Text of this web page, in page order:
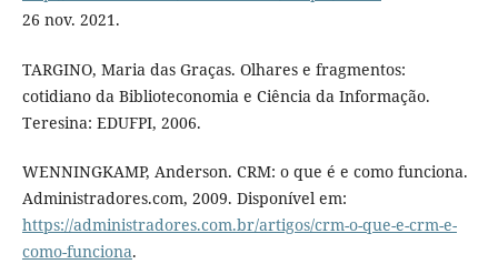
26 nov. 2021.
TARGINO, Maria das Graças. Olhares e fragmentos:
cotidiano da Biblioteconomia e Ciência da Informação.
Teresina: EDUFPI, 2006.
WENNINGKAMP, Anderson. CRM: o que é e como funciona.
Administradores.com, 2009. Disponível em:
https://administradores.com.br/artigos/crm-o-que-e-crm-e-
como-funciona.